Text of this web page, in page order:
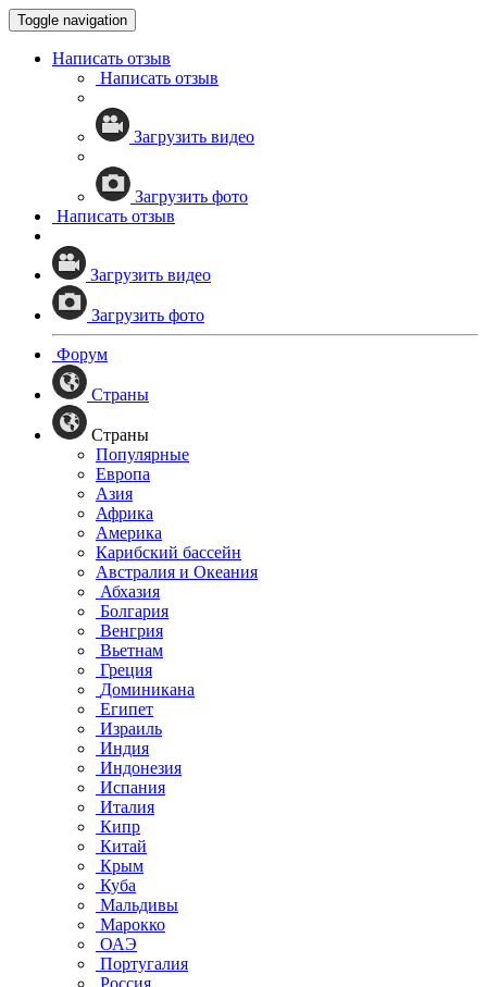
Toggle navigation
Написать отзыв
Написать отзыв
Загрузить видео
Загрузить фото
Написать отзыв
Загрузить видео
Загрузить фото
Форум
Страны
Страны
Популярные
Европа
Азия
Африка
Америка
Карибский бассейн
Австралия и Океания
Абхазия
Болгария
Венгрия
Вьетнам
Греция
Доминикана
Египет
Израиль
Индия
Индонезия
Испания
Италия
Кипр
Китай
Крым
Куба
Мальдивы
Марокко
ОАЭ
Португалия
Россия